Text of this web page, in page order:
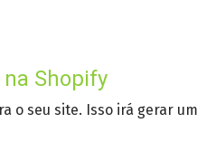
Shopify
o seu site. Isso irá gerar